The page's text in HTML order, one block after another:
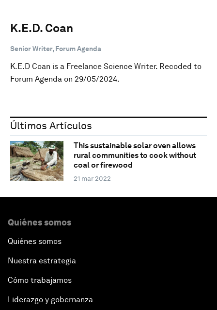
K.E.D. Coan
Senior Writer, Forum Agenda
K.E.D Coan is a Freelance Science Writer. Recoded to
Forum Agenda on 29/05/2024.
Últimos Artículos
This sustainable solar oven allows
rural communities to cook without
coal or firewood
21 mar 2022
Quiénes somos
Quiénes somos
Nuestra estrategia
Cómo trabajamos
Liderazgo y gobernanza